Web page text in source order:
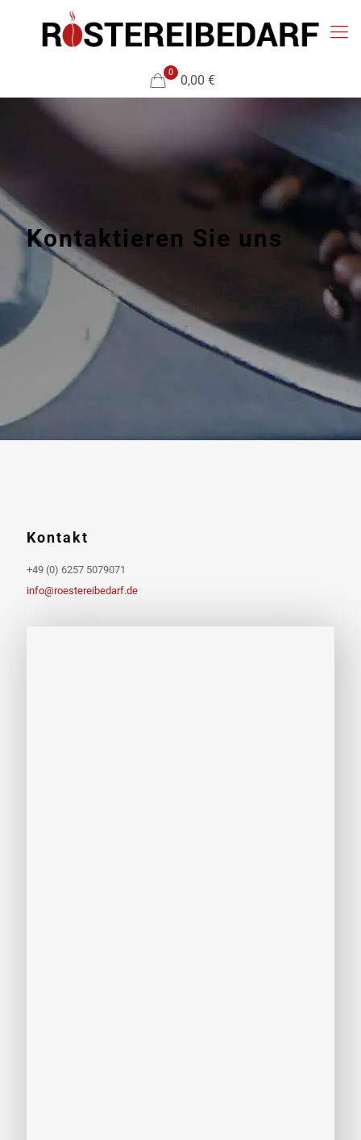
0
0,00 €
Kontaktieren Sie uns
Kontakt
+49 (0) 6257 5079071
info@roestereibedarf.de